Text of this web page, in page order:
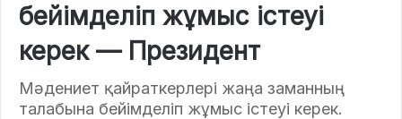
бейімделіп жұмыс істеуі
керек — Президент
Мәдениет қайраткерлері жаңа заманның
талабына бейімделіп жұмыс істеуі керек.